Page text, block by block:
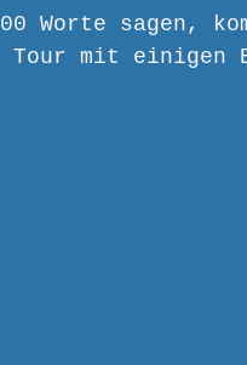
Worte sagen,
mit einigen